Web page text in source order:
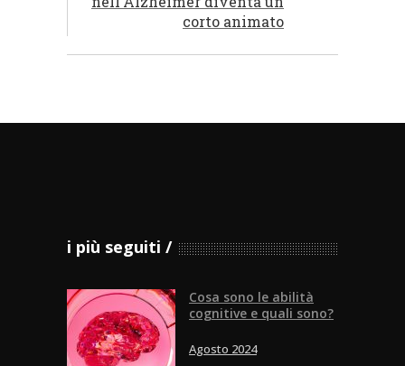
corto animato
i più seguiti
Cosa sono le abilità
cognitive e quali sono?
Agosto 2024